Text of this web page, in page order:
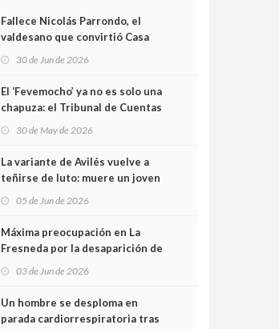
Fallece Nicolás Parrondo, el
valdesano que convirtió Casa
30 de Jun de 2026
El ‘Fevemocho’ ya no es solo una
chapuza: el Tribunal de Cuentas
sobrecoste de los trenes que no
cabían por los túneles
30 de May de 2026
La variante de Avilés vuelve a
teñirse de luto: muere un joven
05 de Jun de 2026
Máxima preocupación en La
Fresneda por la desaparición de
03 de Jun de 2026
Un hombre se desploma en
parada cardiorrespiratoria tras